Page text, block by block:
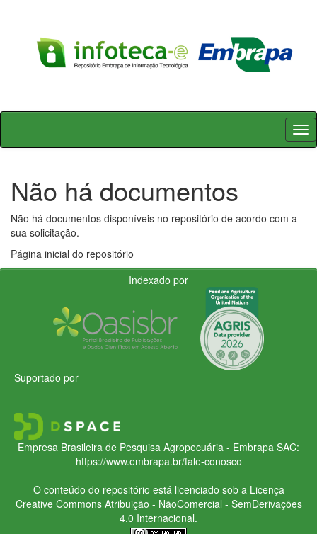
Skip
Não há documentos
Não há documentos disponíveis no repositório de acordo com a
sua solicitação.
Página inicial do repositório
Indexado por
Suportado por
Empresa Brasileira de Pesquisa Agropecuária - Embrapa SAC:
https://www.embrapa.br/fale-conosco
O conteúdo do repositório está licenciado sob a Licença
Creative CommonsAtribuição - NãoComercial - SemDerivações
4.0 Internacional.